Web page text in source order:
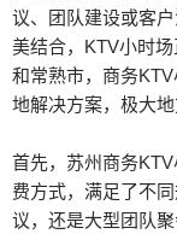
议、团队建设或客
美结合，KTV小时
和常熟市，商务
地解决方案，极大
首先，苏州商务
费方式，满足了不
议，还是大型团队